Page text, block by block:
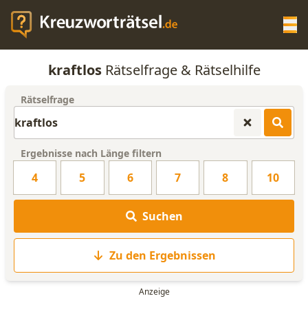
KREUZWORTRÄTSEL-HILFE
WORTLISTE
kraftlosRätselfrage & Rätselhilfe
Rätselfrage
Ergebnisse nach Länge filtern
4 5 6 7 8 10
Suchen
Zu den Ergebnissen